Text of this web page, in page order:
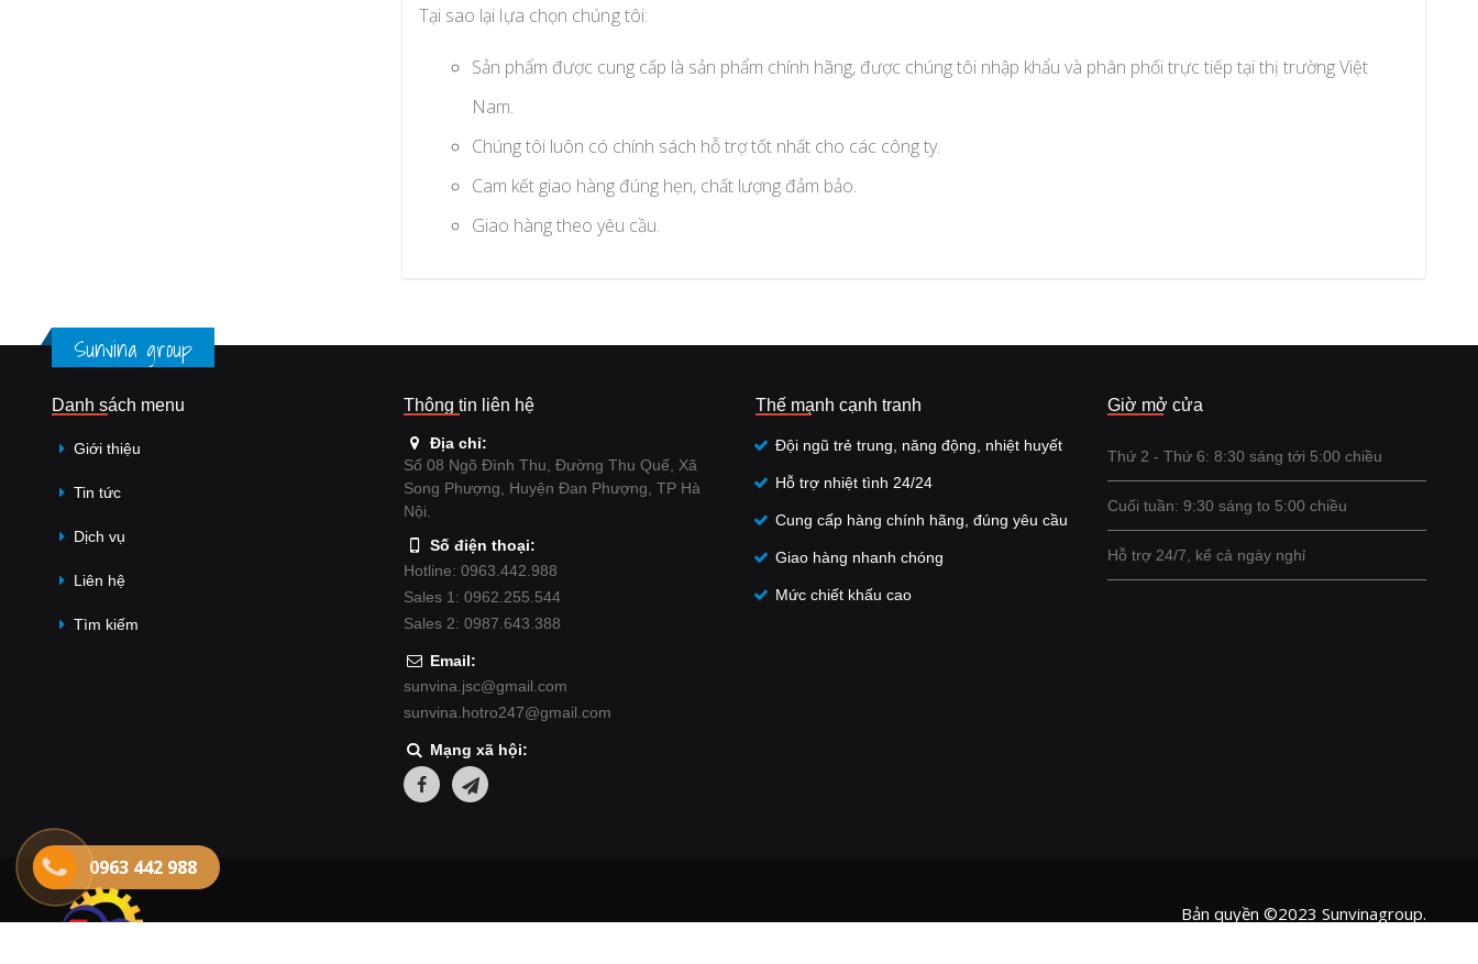
Tại sao lại lựa chọn chúng tôi:
Sản phẩm được cung cấp là sản phẩm chính hãng, được chúng tôi nhập khẩu và phân phối trực tiếp tại thị trường Việt
Nam.
Chúng tôi luôn có chính sách hỗ trợ tốt nhất cho các công ty.
Cam kết giao hàng đúng hẹn, chất lượng đảm bảo.
Giao hàng theo yêu cầu.
Sunvina group
Danh sách menu
Giới thiệu
Tin tức
Dịch vụ
Liên hệ
Tìm kiếm
Thông tin liên hệ
Địa chỉ:
Số 08 Ngõ Đình Thu, Đường Thu Quế, Xã
Song Phượng, Huyện Đan Phượng, TP Hà
Nội.
Số điện thoại:
Hotline: 0963.442.988
Sales 1: 0962.255.544
Sales 2: 0987.643.388
Email:
sunvina.jsc@gmail.com
sunvina.hotro247@gmail.com
Mạng xã hội:
Thế mạnh cạnh tranh
Đội ngũ trẻ trung, năng động, nhiệt huyết
Hỗ trợ nhiệt tình 24/24
Cung cấp hàng chính hãng, đúng yêu cầu
Giao hàng nhanh chóng
Mức chiết khấu cao
Giờ mở cửa
Thứ 2 - Thứ 6: 8:30 sáng tới 5:00 chiều
Cuối tuần: 9:30 sáng to 5:00 chiều
Hỗ trợ 24/7, kể cả ngày nghỉ
Bản quyền ©2023 Sunvinagroup.
0963 442 988